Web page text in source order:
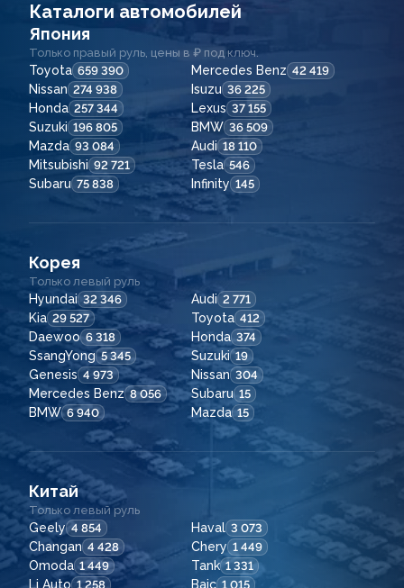
Каталоги автомобилей
Япония
Только правый руль, цены в ₽ под ключ.
Toyota 659 390 Mercedes Benz 42 419
Nissan 274 938 Isuzu 36 225
Honda 257 344 Lexus 37 155
Suzuki 196 805 BMW 36 509
Mazda 93 084 Audi 18 110
Mitsubishi 92 721 Tesla 546
Subaru 75 838 Infinity 145
Корея
Только левый руль
Hyundai 32 346 Audi 2 771
Kia 29 527 Toyota 412
Daewoo 6 318 Honda 374
SsangYong 5 345 Suzuki 19
Genesis 4 973 Nissan 304
Mercedes Benz 8 056 Subaru 15
BMW 6 940 Mazda 15
Китай
Только левый руль
Geely 4 854 Haval 3 073
Changan 4 428 Chery 1 449
Omoda 1 449 Tank 1 331
Li Auto 1 258 Baic 1 015